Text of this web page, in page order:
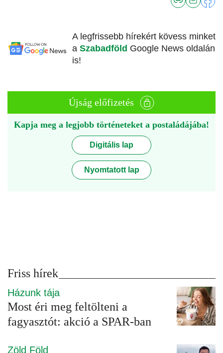
A legfrissebb hírekért kövess minket
a Szabadföld Google News oldalán
is!
Újság előfizetés
Kapja meg a legjobb történeteket a postaládájába!
Digitális lap
Nyomtatott lap
Friss hírek
Házunk tája
Most éri meg feltölteni a
fagyasztót: akció a SPAR-ban
Zöld Föld